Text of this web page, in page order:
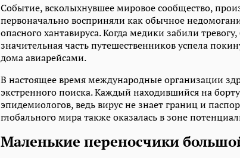
Событие, всколыхнувшее мировое сообщество,
первоначально восприняли как обычное
опасного хантавируса. Когда медики забили
значительная часть путешественников успела
дома авиарейсами.
В настоящее время международные организации
экстренного поиска. Каждый находившийся на
эпидемиологов, ведь вирус не знает границ и
глобального мира также оказалась в зоне
Маленькие переносчики